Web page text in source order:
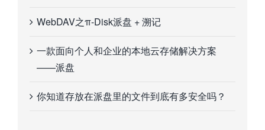
WebDAV之π-Disk派盘 + 溯记
一款面向个人和企业的本地云存储解决方案
——派盘
你知道存放在派盘里的文件到底有多安全吗？